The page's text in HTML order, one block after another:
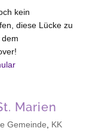
kein
diese Lücke zu
Marien
Gemeinde
KK